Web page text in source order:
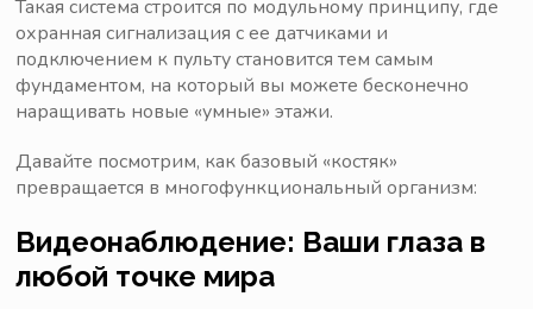
Такая система строится по модульному принципу, где
охранная сигнализация с ее датчиками и
подключением к пульту становится тем самым
фундаментом, на который вы можете бесконечно
наращивать новые «умные» этажи.
Давайте посмотрим, как базовый «костяк»
превращается в многофункциональный организм:
Видеонаблюдение: Ваши глаза в
любой точке мира